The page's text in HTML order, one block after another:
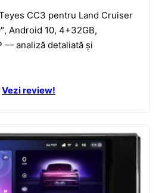
CC3 pentru Land Cruiser
Android 10, 4+32GB,
— analiză detaliată și
Vezi review!